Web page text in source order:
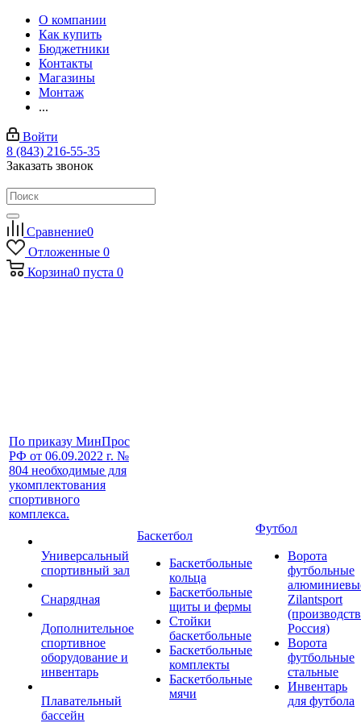
О компании
Как купить
Бюджетники
Контакты
Магазины
Монтаж
...
Войти
8 (843) 216-55-35
Заказать звонок
Сравнение0
Отложенные 0
Корзина0 пуста 0
По приказу МинПрос
РФ от 06.09.2022 г. №
804 необходимые для
укомплектования
спортивного
комплекса.
Универсальный
спортивный зал
Снарядная
Дополнительное
спортивное
оборудование и
инвентарь
Плавательный
бассейн
Баскетбол
Баскетбольные
кольца
Баскетбольные
щиты и фермы
Стойки
баскетбольные
Баскетбольные
комплекты
Баскетбольные
мячи
Футбол
Ворота
футбольные
Zilantsport
Россия)
Ворота
футбольные
стальные
Инвентарь
для футбола